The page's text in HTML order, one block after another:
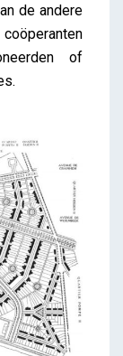
de andere
of